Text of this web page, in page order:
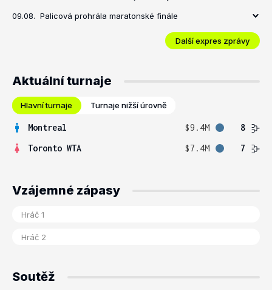
09.08. Palicová prohrála maratonské finále
Další expres zprávy
Aktuální turnaje
Hlavní turnaje Turnaje nižší úrovně
Montreal $9.4M
8
Toronto WTA
$7.4M 7
Vzájemné zápasy
Soutěž